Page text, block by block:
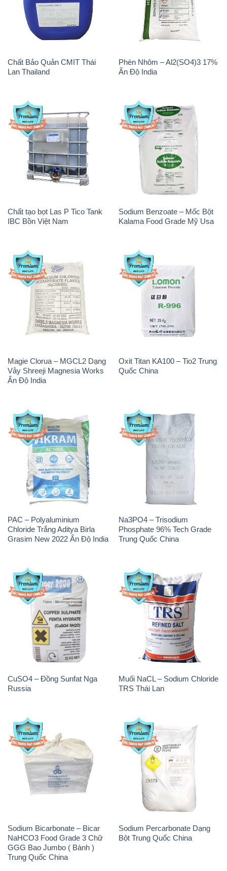
Chất Bảo Quản CMIT Thái
Lan Thailand
Phèn Nhôm – Al2(SO4)3 17%
Ấn Độ India
Chất tạo bọt Las P Tico Tank
IBC Bồn Việt Nam
Sodium Benzoate – Mốc Bột
Kalama Food Grade Mỹ Usa
Magie Clorua – MGCL2 Dạng
Vảy Shreeji Magnesia Works
Ấn Độ India
Oxit Titan KA100 – Tio2 Trung
Quốc China
PAC – Polyaluminium
Chloride Trắng Aditya Birla
Grasim New 2022 Ấn Độ India
Na3PO4 – Trisodium
Phosphate 96% Tech Grade
Trung Quốc China
CuSO4 – Đồng Sunfat Nga
Russia
Muối NaCL – Sodium Chloride
TRS Thái Lan
Sodium Bicarbonate – Bicar
NaHCO3 Food Grade 3 Chữ
GGG Bao Jumbo ( Bành )
Trung Quốc China
Sodium Percarbonate Dạng
Bột Trung Quốc China